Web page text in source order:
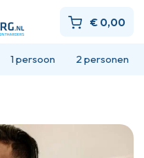
€0,00
1 persoon 2 personen